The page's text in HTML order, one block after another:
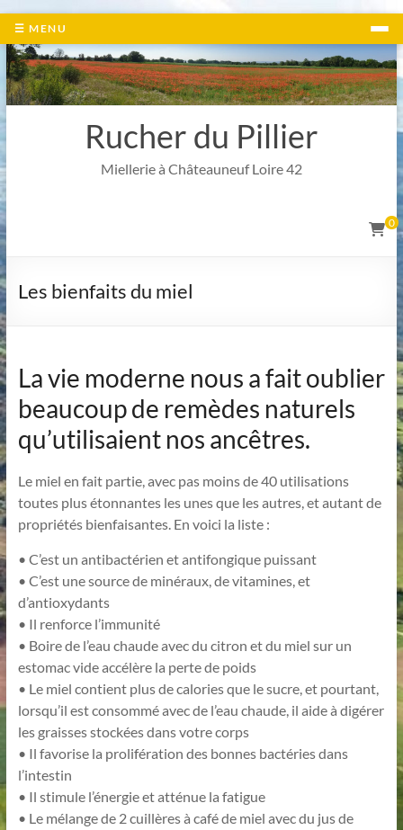
☰ MENU
Aller
contenu
Rucher du Pillier
Miellerie à Châteauneuf Loire 42
0
Les bienfaits du miel
La vie moderne nous a fait oublier
beaucoup de remèdes naturels
qu’utilisaient nos ancêtres.
Le miel en fait partie, avec pas moins de 40 utilisations
toutes plus étonnantes les unes que les autres, et autant de
propriétés bienfaisantes. En voici la liste :
• C’est un antibactérien et antifongique puissant
• C’est une source de minéraux, de vitamines, et
d’antioxydants
• Il renforce l’immunité
• Boire de l’eau chaude avec du citron et du miel sur un
estomac vide accélère la perte de poids
• Le miel contient plus de calories que le sucre, et pourtant,
lorsqu’il est consommé avec de l’eau chaude, il aide à digérer
les graisses stockées dans votre corps
• Il favorise la prolifération des bonnes bactéries dans
l’intestin
• Il stimule l’énergie et atténue la fatigue
• Le mélange de 2 cuillères à café de miel avec du jus de